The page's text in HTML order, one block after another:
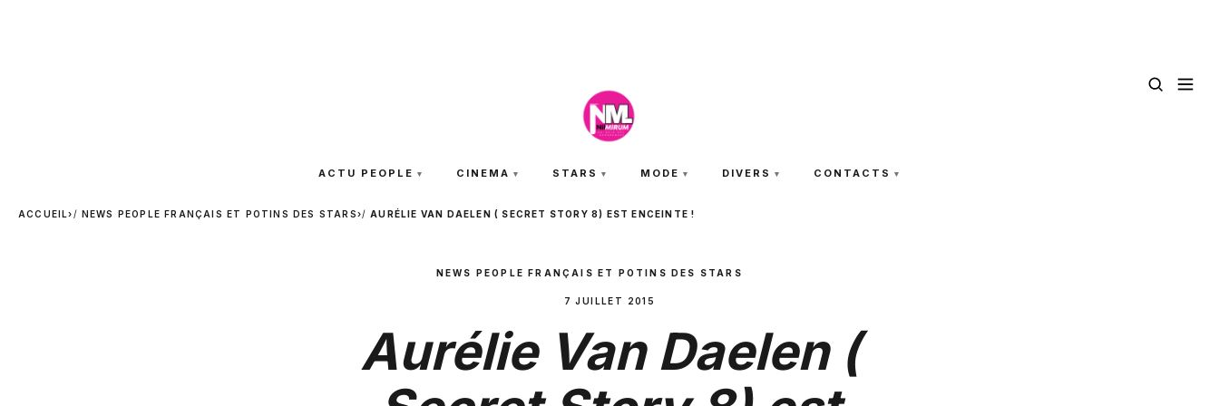
ACTU PEOPLE CINEMA STARS MODE DIVERS CONTACTS
ACCUEIL› NEWS PEOPLE FRANÇAIS ET POTINS DES STARS› AURÉLIE VAN DAELEN ( SECRET STORY 8) EST ENCEINTE !
NEWS PEOPLE FRANÇAIS ET POTINS DES STARS
7 JUILLET 2015
Aurélie Van Daelen (